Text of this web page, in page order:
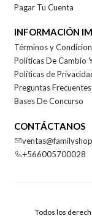
Pagar Tu Cuenta
INFORMACIÓN
Términos y
Políticas De Cambio
Políticas de
Preguntas Frecuentes
Bases De Concurso
CONTÁCTANOS
+566005700028
Todos los